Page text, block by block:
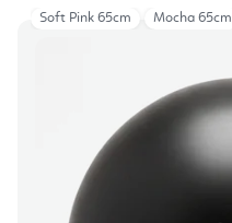
Soft Pink 65cm Mocha 65cm